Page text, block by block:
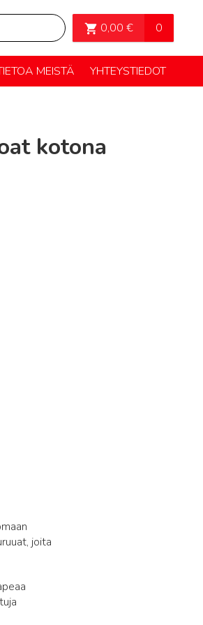
0,00 € 0
OSTOSKORI>
MEISTÄ YHTEYSTIEDOT
kotona
joita